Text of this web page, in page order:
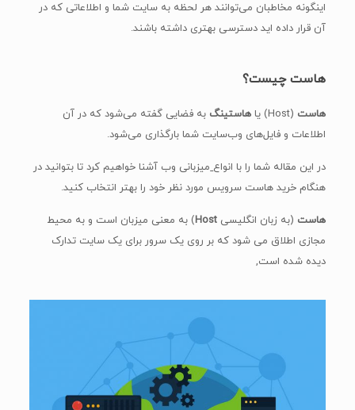
اینگونه مخاطبان می‌توانند هر لحظه به سایت شما و اطلاعاتی که در
آن قرار داده اید دسترسی بهتری داشته باشند.
هاست چیست؟
هاست (Host) یا هاستینگ به فضایی گفته می‌شود که در آن
اطلاعات و فایل‌های وب‌سایت شما بارگذاری می‌شود.
در این مقاله شما را با انواع میزبانی وب آشنا خواهیم کرد تا بتوانید در
هنگام خرید هاست سرویس مورد نظر خود را بهتر انتخاب کنید.
هاست (به زبان انگلیسی Host) به معنی میزبان است و به محیط
مجازی اطلاق می شود که بر روی یک سرور برای یک سایت تدارک
دیده شده است,